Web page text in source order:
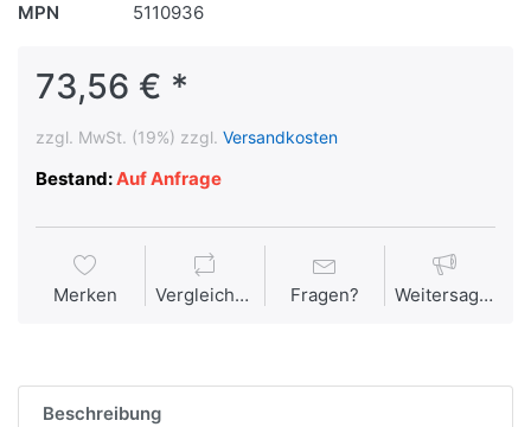
MPN
5110936
73,56 € *
zzgl. MwSt. (19%) zzgl. Versandkosten
Bestand:Auf Anfrage
Merken Vergleichen Fragen? Weitersagen
Beschreibung